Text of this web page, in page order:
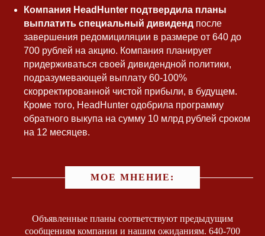
Компания HeadHunter подтвердила планы
выплатить специальный дивиденд после
завершения редомициляции в размере от 640 до
700 рублей на акцию. Компания планирует
придерживаться своей дивидендной политики,
подразумевающей выплату 60-100%
скорректированной чистой прибыли, в будущем.
Кроме того, HeadHunter одобрила программу
обратного выкупа на сумму 10 млрд рублей сроком
на 12 месяцев.
МОЕ МНЕНИЕ:
Объявленные планы соответствуют предыдущим
сообщениям компании и нашим ожиданиям. 640-700
Вы можете оставить свой вопрос на
сайте или задать его любым
удобным способом
Связаться с
Юлией
+7
Контакты